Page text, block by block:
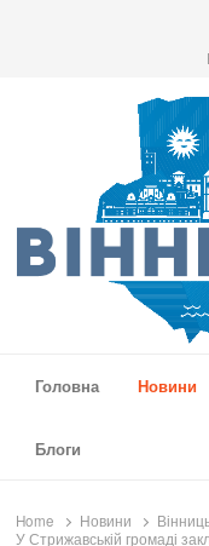
Головна
Новини
Блоги
Home Новини
У Стрижавській громаді